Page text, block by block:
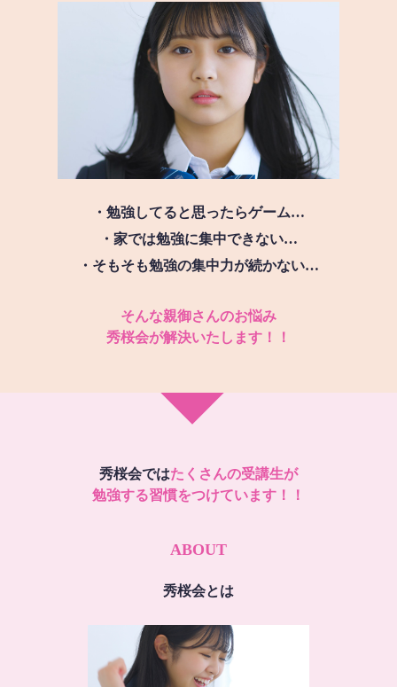
・勉強してると思ったらゲーム…
・家では勉強に集中できない…
・そもそも勉強の集中力が続かない…
そんな親御さんのお悩み
秀桜会が解決いたします！！
秀桜会ではたくさんの受講生が
勉強する習慣をつけています！！
ABOUT
秀桜会とは